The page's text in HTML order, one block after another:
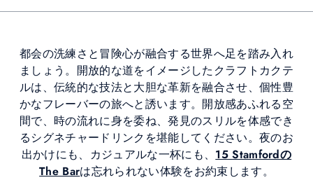
都会の洗練さと冒険心が融合する世界へ足を踏み入れ
ましょう。開放的な道をイメージしたクラフトカクテ
ルは、伝統的な技法と大胆な革新を融合させ、個性豊
かなフレーバーの旅へと誘います。開放感あふれる空
間で、時の流れに身を委ね、発見のスリルを体感でき
るシグネチャードリンクを堪能してください。夜のお
出かけにも、カジュアルな一杯にも、 15 Stamfordの
The Barは忘れられない体験をお約束します。